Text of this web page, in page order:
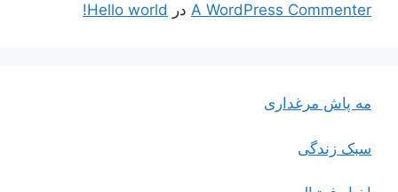
A WordPress Commenter در Hello world!
مه پاش مرغداری
سبک زندگی